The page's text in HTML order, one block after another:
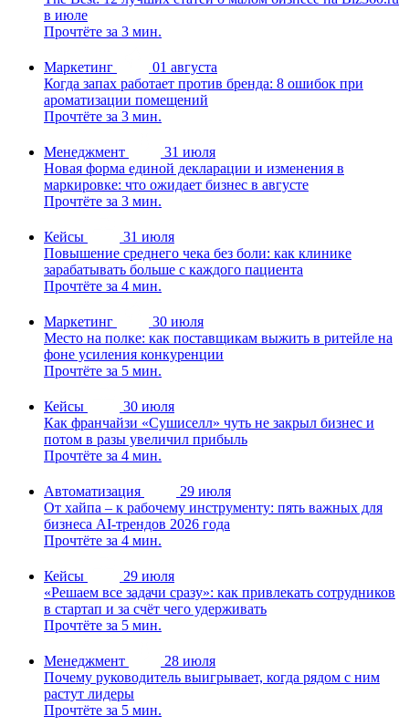
в июле
Прочтёте за 3 мин.
Маркетинг
01 августа
Когда запах работает против бренда: 8 ошибок при
ароматизации помещений
Прочтёте за 3 мин.
Менеджмент
31 июля
Новая форма единой декларации и изменения в
маркировке: что ожидает бизнес в августе
Прочтёте за 3 мин.
Кейсы
31 июля
Повышение среднего чека без боли: как клинике
зарабатывать больше с каждого пациента
Прочтёте за 4 мин.
Маркетинг
30 июля
Место на полке: как поставщикам выжить в ритейле на
фоне усиления конкуренции
Прочтёте за 5 мин.
Кейсы
30 июля
Как франчайзи «Сушиселл» чуть не закрыл бизнес и
потом в разы увеличил прибыль
Прочтёте за 4 мин.
Автоматизация
29 июля
От хайпа – к рабочему инструменту: пять важных для
бизнеса AI-трендов 2026 года
Прочтёте за 4 мин.
Кейсы
29 июля
«Решаем все задачи сразу»: как привлекать сотрудников
в стартап и за счёт чего удерживать
Прочтёте за 5 мин.
Менеджмент
28 июля
Почему руководитель выигрывает, когда рядом с ним
растут лидеры
Прочтёте за 5 мин.